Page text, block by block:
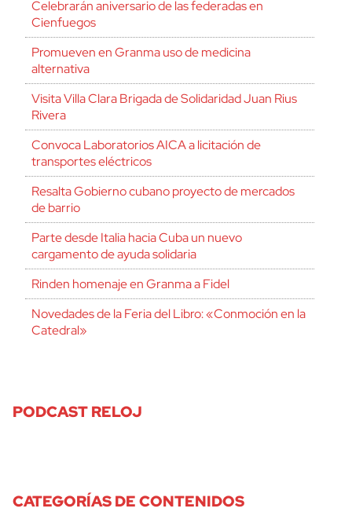
Celebrarán aniversario de las federadas en
Cienfuegos
Promueven en Granma uso de medicina
alternativa
Visita Villa Clara Brigada de Solidaridad Juan Rius
Rivera
Convoca Laboratorios AICA a licitación de
transportes eléctricos
Resalta Gobierno cubano proyecto de mercados
de barrio
Parte desde Italia hacia Cuba un nuevo
cargamento de ayuda solidaria
Rinden homenaje en Granma a Fidel
Novedades de la Feria del Libro: «Conmoción en la
Catedral»
PODCAST RELOJ
CATEGORÍAS DE CONTENIDOS